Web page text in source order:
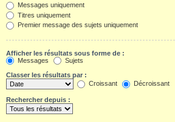
Messages uniquement
Titres uniquement
Premier message des sujets uniquement
Afficher les résultats sous forme de :
Messages
Sujets
Classer les résultats par :
Croissant
Décroissant
Rechercher depuis :